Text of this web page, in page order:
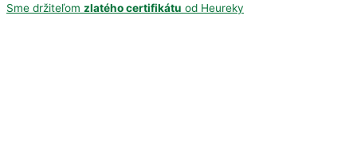
Sme držiteľom zlatého certifikátu od Heureky